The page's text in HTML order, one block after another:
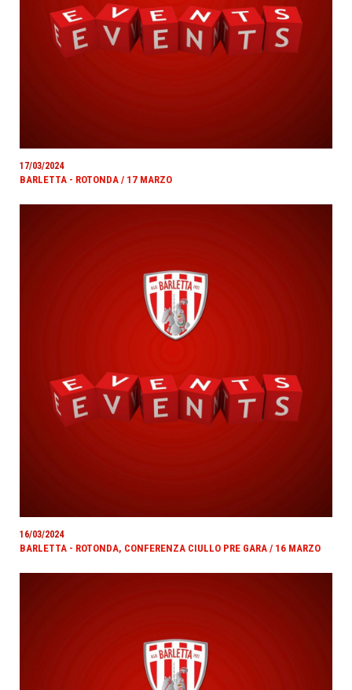
17/03/2024
BARLETTA - ROTONDA / 17 MARZO
16/03/2024
BARLETTA - ROTONDA, CONFERENZA CIULLO PRE GARA / 16 MARZO